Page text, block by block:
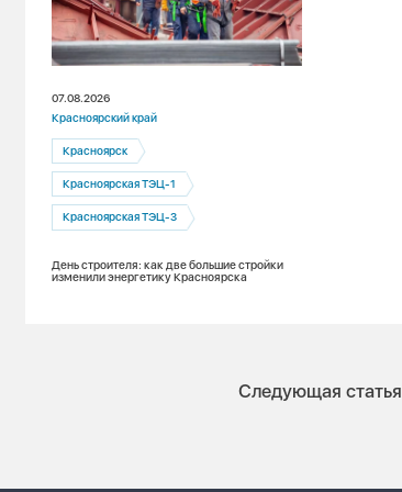
07.08.2026
Красноярский край
Красноярск
Красноярская ТЭЦ-1
Красноярская ТЭЦ-3
День строителя: как две большие стройки
изменили энергетику Красноярска
Следующая статья